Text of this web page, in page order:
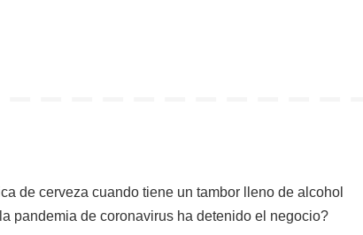
de cerveza cuando tiene un tambor lleno de alcohol
pandemia de coronavirus ha detenido el negocio?